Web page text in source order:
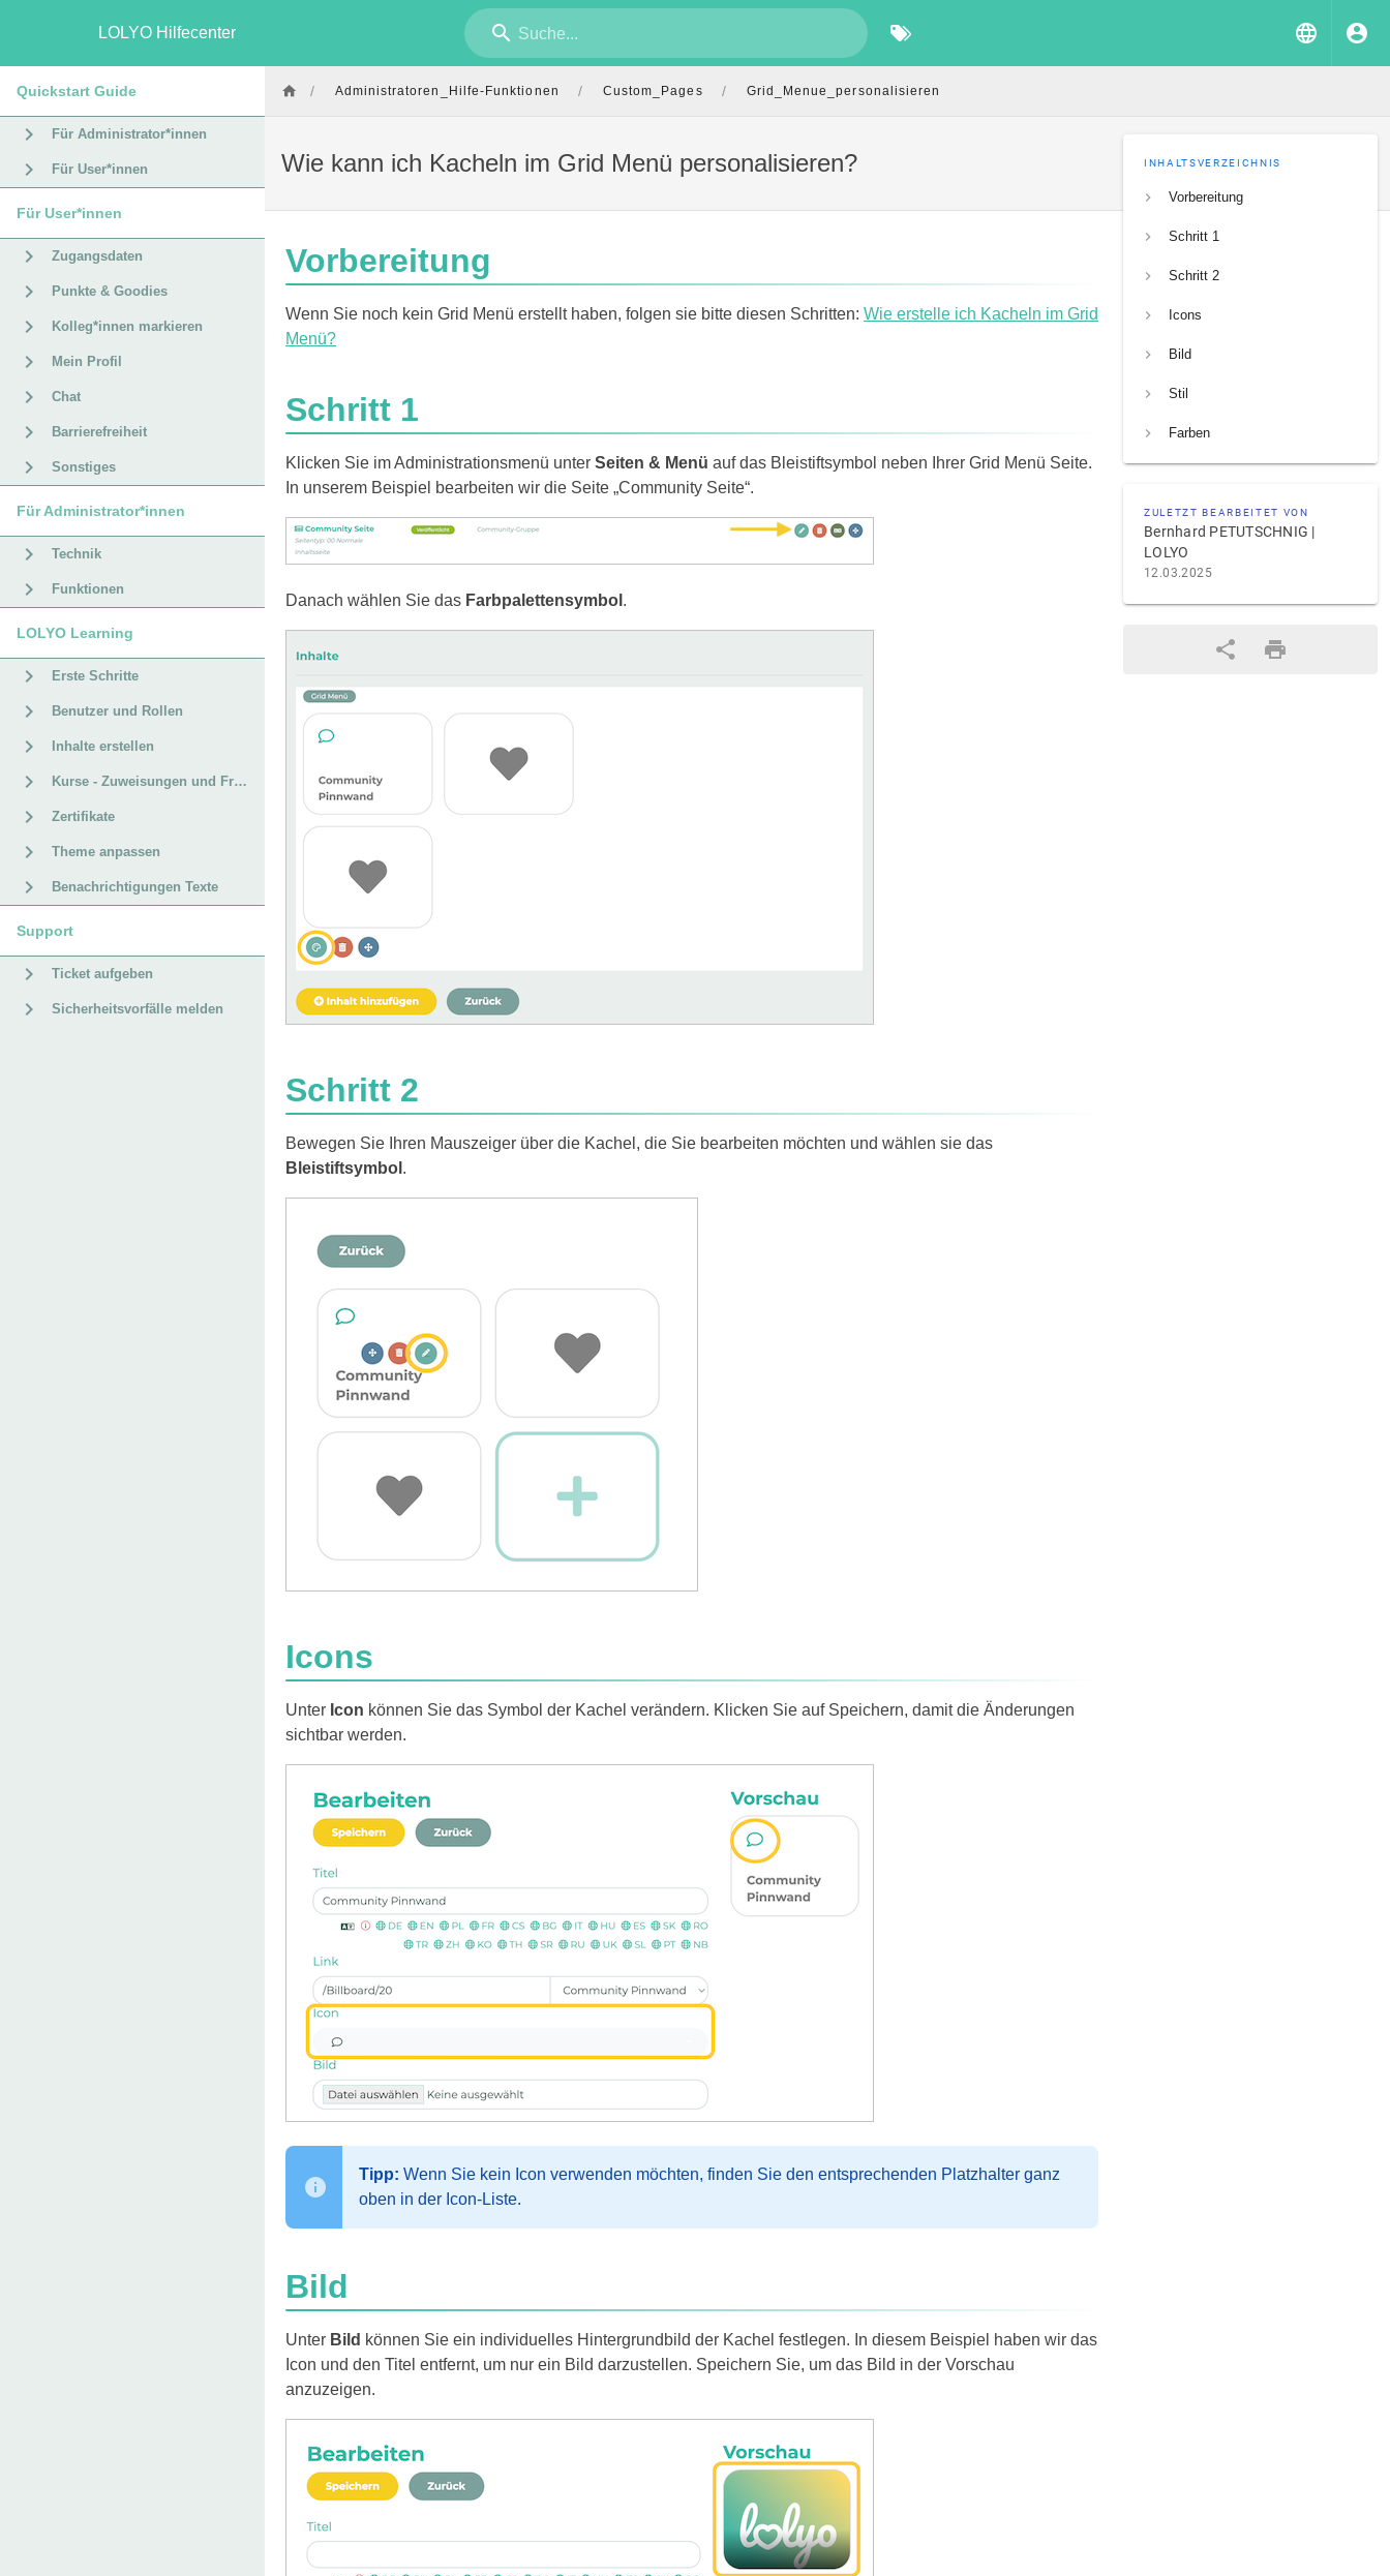
LOLYO Hilfecenter Suche...
Quickstart Guide
Für Administrator*innen
Für User*innen
Für User*innen
Zugangsdaten
Punkte & Goodies
Kolleg*innen markieren
Mein Profil
Chat
Barrierefreiheit
Sonstiges
Für Administrator*innen
Technik
Funktionen
LOLYO Learning
Erste Schritte
Benutzer und Rollen
Inhalte erstellen
Kurse - Zuweisungen und Fristen
Zertifikate
Theme anpassen
Benachrichtigungen Texte
Support
Ticket aufgeben
Sicherheitsvorfälle melden
/ Administratoren_Hilfe-Funktionen / Custom_Pages / Grid_Menue_personalisieren
Wie kann ich Kacheln im Grid Menü personalisieren? INHALTSVERZEICHNIS
Vorbereitung
Schritt 1
Schritt 2
Icons
Bild
Stil
Farben
ZULETZT BEARBEITET VON
Bernhard PETUTSCHNIG |
LOLYO
12.03.2025
Vorbereitung
Wenn Sie noch kein Grid Menü erstellt haben, folgen sie bitte diesen Schritten: Wie erstelle ich Kacheln im Grid
Menü?
Schritt 1
Klicken Sie im Administrationsmenü unter Seiten & Menü auf das Bleistiftsymbol neben Ihrer Grid Menü Seite.
In unserem Beispiel bearbeiten wir die Seite „Community Seite“.
Danach wählen Sie das Farbpalettensymbol .
Schritt 2
Bewegen Sie Ihren Mauszeiger über die Kachel, die Sie bearbeiten möchten und wählen sie das
Bleistiftsymbol .
Icons
Unter Icon können Sie das Symbol der Kachel verändern. Klicken Sie auf Speichern, damit die Änderungen
sichtbar werden.
Tipp: Wenn Sie kein Icon verwenden möchten, finden Sie den entsprechenden Platzhalter ganz
oben in der Icon-Liste.
Bild
Unter Bild können Sie ein individuelles Hintergrundbild der Kachel festlegen. In diesem Beispiel haben wir das
Icon und den Titel entfernt, um nur ein Bild darzustellen. Speichern Sie, um das Bild in der Vorschau
anzuzeigen.